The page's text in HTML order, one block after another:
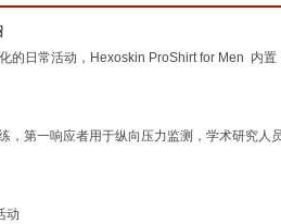
的日常活动，Hexoskin ProShirt for Men 内
第一响应者用于纵向压力监测，学术研究人员
动